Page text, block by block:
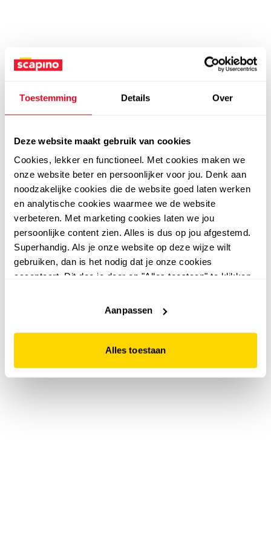
Toestemming Details Over
Deze website maakt gebruik van cookies
Cookies, lekker en functioneel. Met cookies maken we
onze website beter en persoonlijker voor jou. Denk aan
noodzakelijke cookies die de website goed laten werken
en analytische cookies waarmee we de website
verbeteren. Met marketing cookies laten we jou
persoonlijke content zien. Alles is dus op jou afgestemd.
Superhandig. Als je onze website op deze wijze wilt
gebruiken, dan is het nodig dat je onze cookies
accepteert. Dit doe je door op "Alles toestaan" te klikken.
website niet optimaal functioneert.
Aanpassen
Alles toestaan